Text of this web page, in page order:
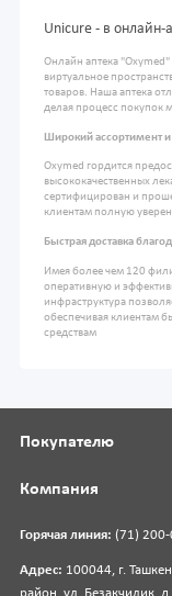
Unicure - в онлайн-
Онлайн аптека
виртуальное
товаров. Наша аптека
делая процесс покупок
Широкий ассортимент
Oxymed гордится
высококачественных
сертифицирован и
клиентам полную
Быстрая доставка
Имея более чем 120
оперативную и
инфраструктура
обеспечивая клиентам
средствам
Горячая линия: (71) 200-
Адрес: 100044, г.
Покупателю
Компания